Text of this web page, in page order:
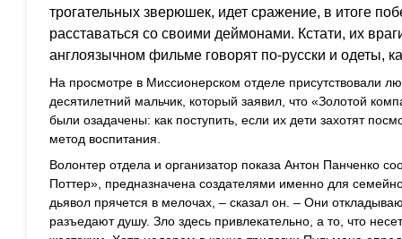
трогательных зверюшек, идет сражение, в итоге
расставаться со своими деймонами. Кстати, их
англоязычном фильме говорят по-русски и одеты,
На просмотре в Миссионерском отделе присутствовали
десятилетний мальчик, который заявил, что «Золотой
были озадачены: как поступить, если их дети захотят
метод воспитания.
Волонтер отдела и организатор показа Антон Панченко
Поттер», предназначена создателями именно для
дьявол прячется в мелочах, – сказал он. – Они
разъедают душу. Зло здесь привлекательно, а то, что